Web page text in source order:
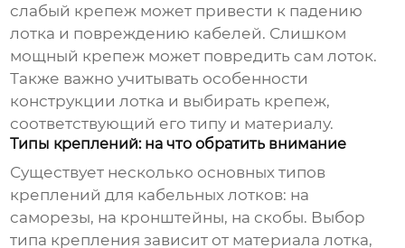
слабый крепеж может привести к падению
лотка и повреждению кабелей. Слишком
мощный крепеж может повредить сам лоток.
Также важно учитывать особенности
конструкции лотка и выбирать крепеж,
соответствующий его типу и материалу.
Типы креплений: на что обратить внимание
Существует несколько основных типов
креплений для кабельных лотков: на
саморезы, на кронштейны, на скобы. Выбор
типа крепления зависит от материала лотка,